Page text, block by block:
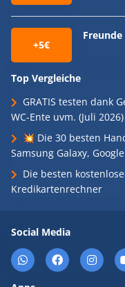
+5€
Top Vergleiche
GRATIS testen dank
WC-Ente uvm. (Juli 2026)
💥 Die 30 besten
Samsung Galaxy,
Die besten
Kredikartenrechner
Social Media